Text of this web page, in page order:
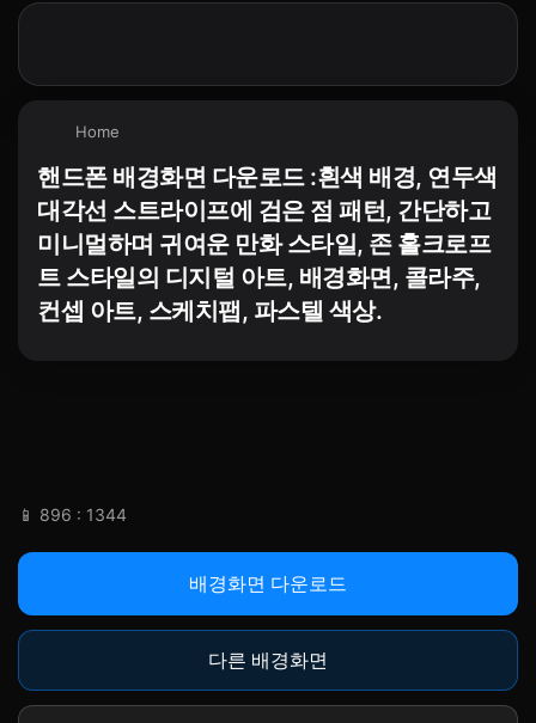
Home
핸드폰 배경화면 다운로드 :흰색 배경, 연두색
대각선 스트라이프에 검은 점 패턴, 간단하고
미니멀하며 귀여운 만화 스타일, 존 홀크로프
트 스타일의 디지털 아트, 배경화면, 콜라주,
컨셉 아트, 스케치팹, 파스텔 색상.
📱 896 : 1344
배경화면 다운로드
다른 배경화면